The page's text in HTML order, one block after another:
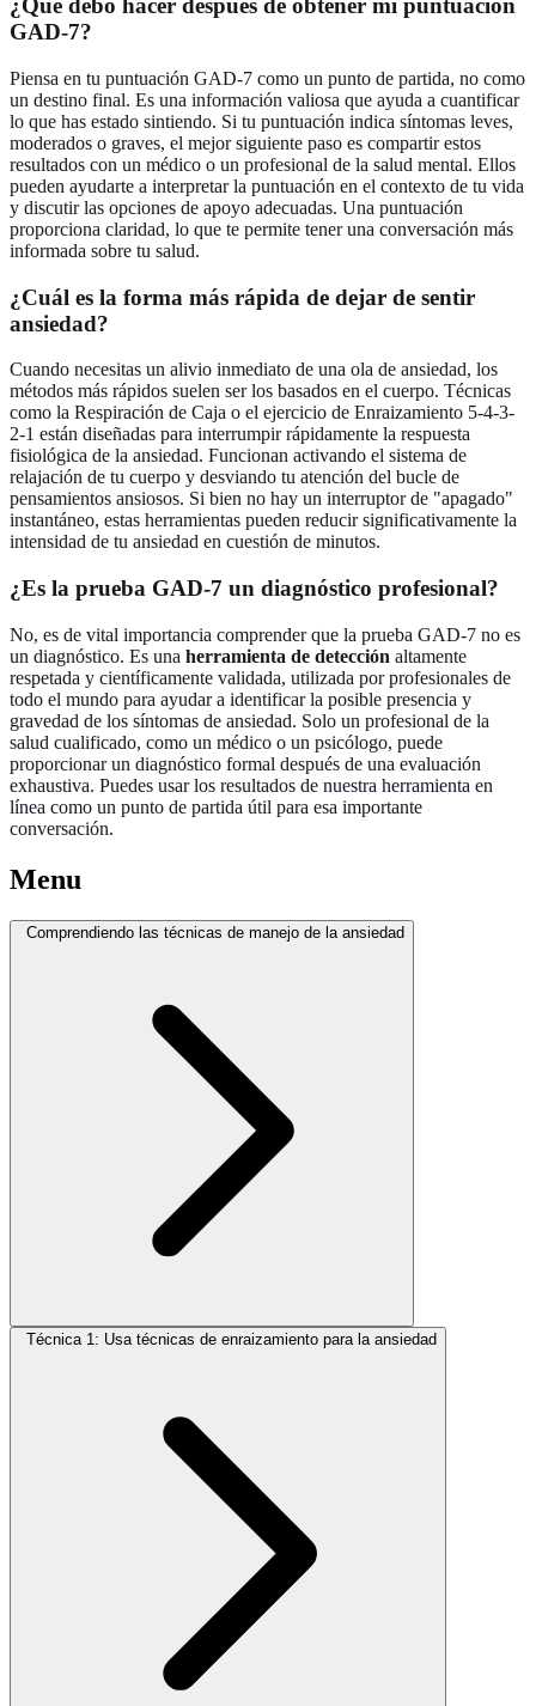
¿Qué debo hacer después de obtener mi puntuación
GAD-7?
Piensa en tu puntuación GAD-7 como un punto de partida, no como
un destino final. Es una información valiosa que ayuda a cuantificar
lo que has estado sintiendo. Si tu puntuación indica síntomas leves,
moderados o graves, el mejor siguiente paso es compartir estos
resultados con un médico o un profesional de la salud mental. Ellos
pueden ayudarte a interpretar la puntuación en el contexto de tu vida
y discutir las opciones de apoyo adecuadas. Una puntuación
proporciona claridad, lo que te permite tener una conversación más
informada sobre tu salud.
¿Cuál es la forma más rápida de dejar de sentir
ansiedad?
Cuando necesitas un alivio inmediato de una ola de ansiedad, los
métodos más rápidos suelen ser los basados en el cuerpo. Técnicas
como la Respiración de Caja o el ejercicio de Enraizamiento 5-4-3-
2-1 están diseñadas para interrumpir rápidamente la respuesta
fisiológica de la ansiedad. Funcionan activando el sistema de
relajación de tu cuerpo y desviando tu atención del bucle de
pensamientos ansiosos. Si bien no hay un interruptor de "apagado"
instantáneo, estas herramientas pueden reducir significativamente la
intensidad de tu ansiedad en cuestión de minutos.
¿Es la prueba GAD-7 un diagnóstico profesional?
No, es de vital importancia comprender que la prueba GAD-7 no es
un diagnóstico. Es una herramienta de detección altamente
respetada y científicamente validada, utilizada por profesionales de
todo el mundo para ayudar a identificar la posible presencia y
gravedad de los síntomas de ansiedad. Solo un profesional de la
salud cualificado, como un médico o un psicólogo, puede
proporcionar un diagnóstico formal después de una evaluación
exhaustiva. Puedes usar los resultados de nuestra herramienta en
línea como un punto de partida útil para esa importante
conversación.
Menu
Comprendiendo las técnicas de manejo de la ansiedad
Técnica 1: Usa técnicas de enraizamiento para la ansiedad